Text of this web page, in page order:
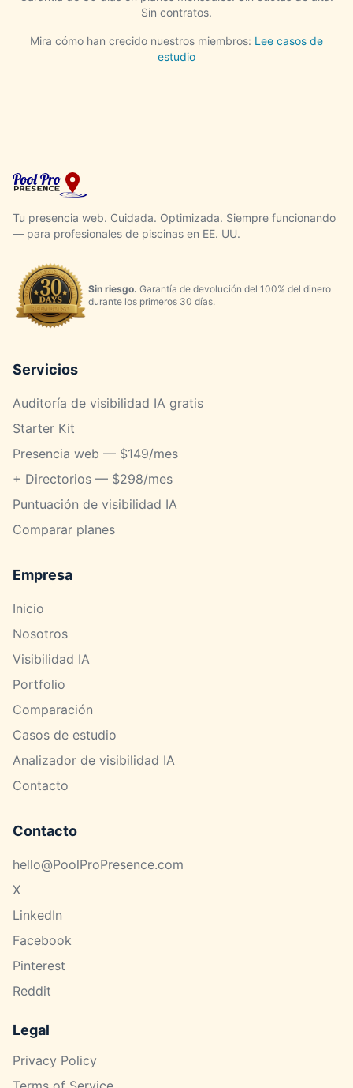
Sin contratos.
Mira cómo han crecido nuestros miembros: Lee casos de
estudio
Tu presencia web. Cuidada. Optimizada. Siempre funcionando
— para profesionales de piscinas en EE. UU.
Sin riesgo. Garantía de devolución del 100% del dinero
durante los primeros 30 días.
Servicios
Auditoría de visibilidad IA gratis
Starter Kit
Presencia web — $149/mes
+ Directorios — $298/mes
Puntuación de visibilidad IA
Comparar planes
Empresa
Inicio
Nosotros
Visibilidad IA
Portfolio
Comparación
Casos de estudio
Analizador de visibilidad IA
Contacto
Contacto
hello@PoolProPresence.com
X
LinkedIn
Facebook
Pinterest
Reddit
Legal
Privacy Policy